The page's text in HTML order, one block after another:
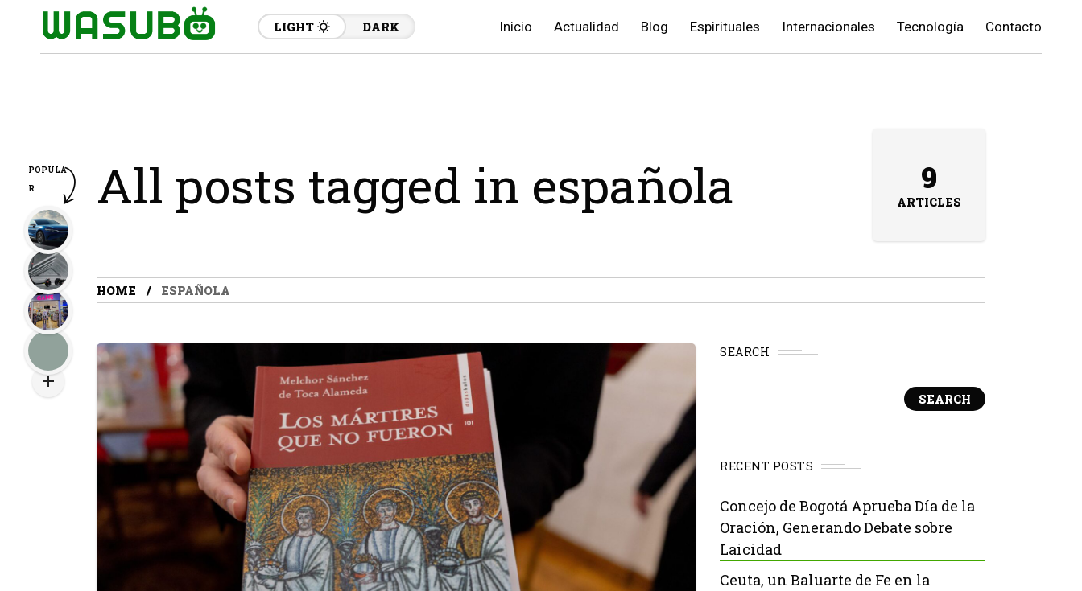
LIGHT DARK Inicio Actualidad Blog Espirituales Internacionales Tecnología Contacto
All posts tagged in española 9
ARTICLES
HOME ESPAÑOLA
SEARCH
SEARCH
RECENT POSTS
Concejo de Bogotá Aprueba Día de la
Oración, Generando Debate sobre
Laicidad
Ceuta, un Baluarte de Fe en la
POPULA
R